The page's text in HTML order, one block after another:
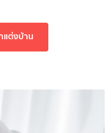
แต่งบ้าน